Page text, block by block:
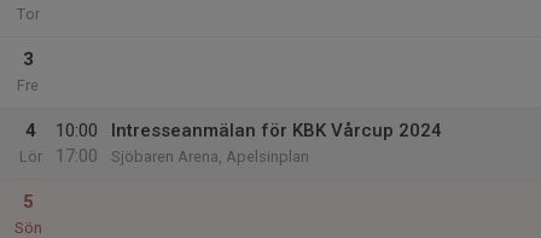
Tor
3
Fre
4
Lör
10:00
17:00
Intresseanmälan för KBK Vårcup 2024
Sjöbaren Arena, Apelsinplan
5
Sön